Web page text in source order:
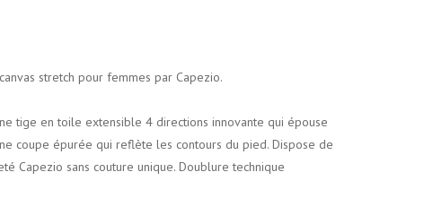
stretch pour femmes par Capezio.
tige en toile extensible 4 directions innovante qui épouse
coupe épurée qui reflète les contours du pied. Dispose de
Capezio sans couture unique. Doublure technique